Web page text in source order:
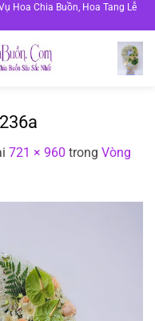
Hoa Chia Buồn, Hoa Tang Lễ
721 × 960 trong Vòng